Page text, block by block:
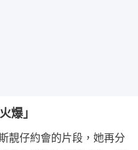
爆」
靚仔約會的片段，她再分